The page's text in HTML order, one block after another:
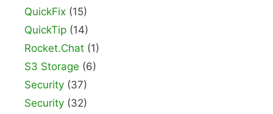
QuickFix (15)
QuickTip (14)
Rocket.Chat (1)
S3 Storage (6)
Security (37)
Security (32)